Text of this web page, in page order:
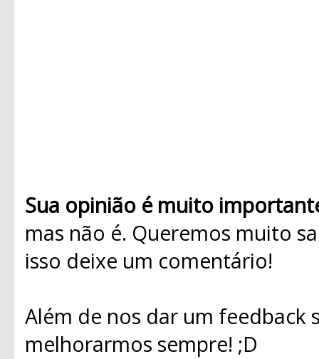
Sua opinião é muito
mas não é. Queremos muito
isso deixe um comentário!
Além de nos dar um
melhorarmos sempre! ;D